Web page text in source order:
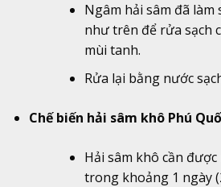
Ngâm hải sâm đã
như trên để rửa sạch
mùi tanh.
Rửa lại bằng nước
Chế biến hải sâm khô Phú
Hải sâm khô cần
trong khoảng 1 ngày